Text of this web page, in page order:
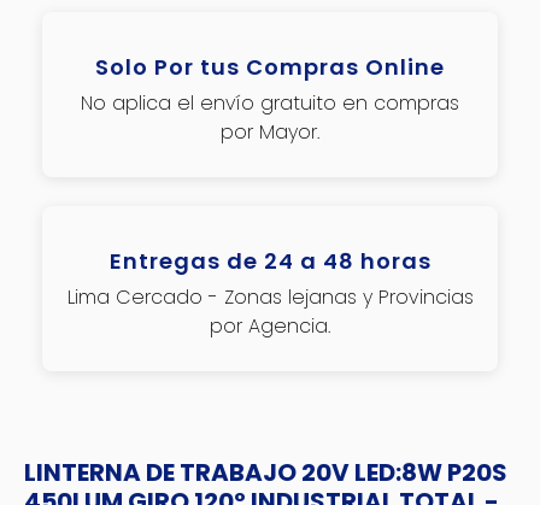
Solo Por tus Compras Online
No aplica el envío gratuito en compras
por Mayor.
Entregas de 24 a 48 horas
Lima Cercado - Zonas lejanas y Provincias
por Agencia.
LINTERNA DE TRABAJO 20V LED:8W P20S